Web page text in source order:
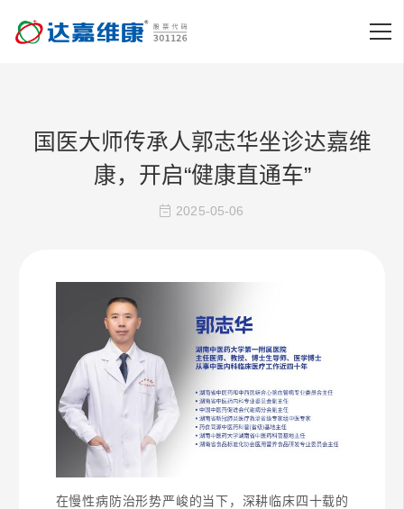
国医大师传承人郭志华坐诊达嘉维
康，开启“健康直通车”
2025-05-06
在慢性病防治形势严峻的当下，深耕临床四十载的